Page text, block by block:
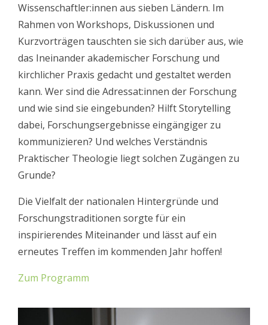
Wissenschaftler:innen aus sieben Ländern. Im
Rahmen von Workshops, Diskussionen und
Kurzvorträgen tauschten sie sich darüber aus, wie
das Ineinander akademischer Forschung und
kirchlicher Praxis gedacht und gestaltet werden
kann. Wer sind die Adressat:innen der Forschung
und wie sind sie eingebunden? Hilft Storytelling
dabei, Forschungsergebnisse eingängiger zu
kommunizieren? Und welches Verständnis
Praktischer Theologie liegt solchen Zugängen zu
Grunde?
Die Vielfalt der nationalen Hintergründe und
Forschungstraditionen sorgte für ein
inspirierendes Miteinander und lässt auf ein
erneutes Treffen im kommenden Jahr hoffen!
Zum Programm